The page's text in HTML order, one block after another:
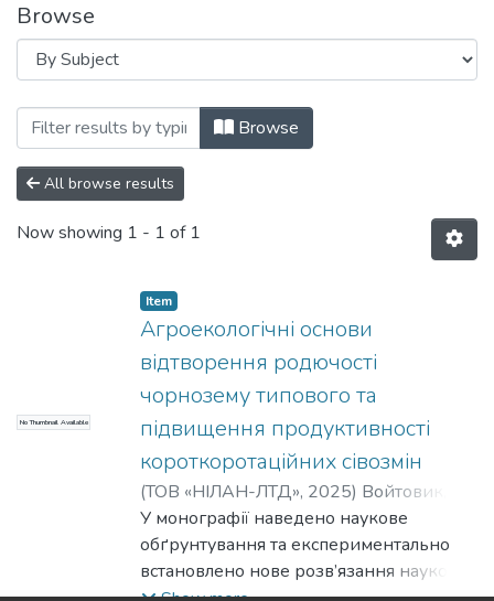
Browse
Browsing Монографії (КАтаЗ) by
Browse
All browse results
Now showing 1 - 1 of 1
No Thumbnail Available
Item
Агроекологічні основи
відтворення родючості
чорнозему типового та
підвищення продуктивності
короткоротаційних сівозмін
(ТОВ «НІЛАН-ЛТД», 2025) Войтовик, М.
В. ;Примак, І. Д.;Цюк, Ю. В.
У монографії наведено наукове
обґрунтування та експериментально
встановлено нове розв’язання наукової